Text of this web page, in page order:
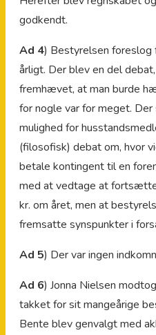
godkendt.
Ad 4) Bestyrelsen
årligt. Der blev en del
fremhævet, at man burde
for nogle var for meget.
mulighed for
(filosofisk) debat om, hvor
betale kontingent til en
med at vedtage at
kr. om året, men at
fremsatte synspunkter i
Ad 5) Der var ingen
Ad 6) Jonna Nielsen
takket for sit mangeårige
Bente blev genvalgt med